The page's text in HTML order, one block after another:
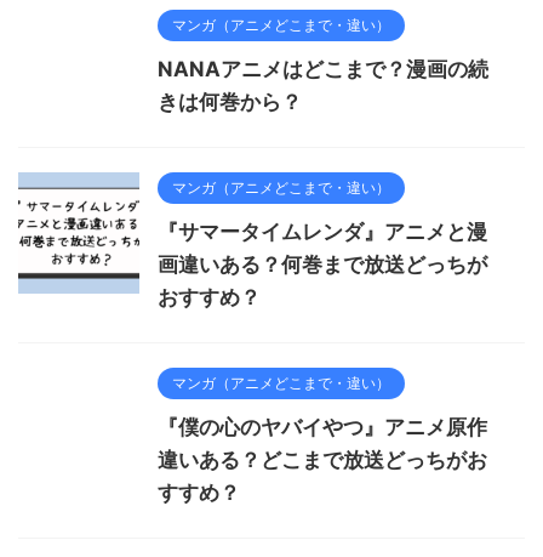
マンガ（アニメどこまで・違い）
NANAアニメはどこまで？漫画の続
きは何巻から？
マンガ（アニメどこまで・違い）
『サマータイムレンダ』アニメと漫
画違いある？何巻まで放送どっちが
おすすめ？
マンガ（アニメどこまで・違い）
『僕の心のヤバイやつ』アニメ原作
違いある？どこまで放送どっちがお
すすめ？